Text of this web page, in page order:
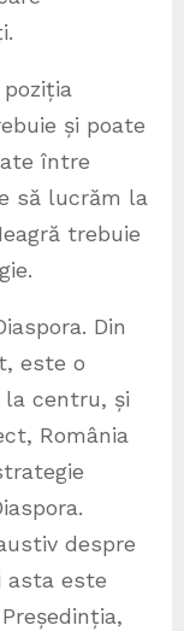
și poate
între
să lucrăm la
trebuie
Din
este o
centru, și
România
despre
asta este